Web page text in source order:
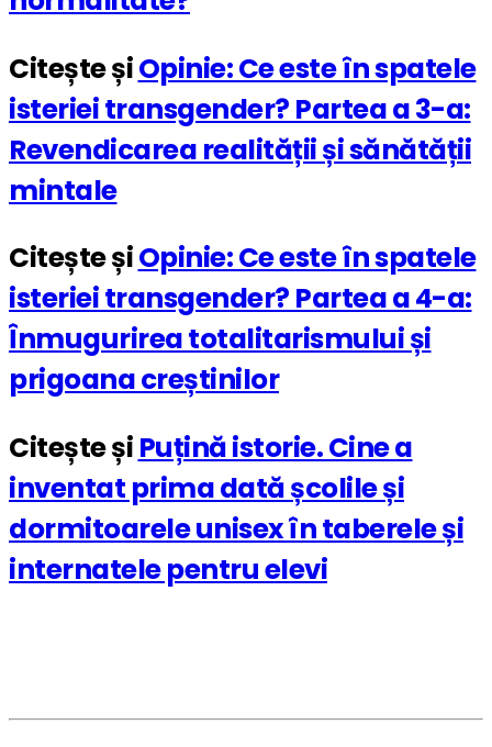
Citește șiOpinie: Ce este în spatele
isteriei transgender? Partea a 3-a:
Revendicarea realității și sănătății
mintale
Citește șiOpinie: Ce este în spatele
isteriei transgender? Partea a 4-a:
Înmugurirea totalitarismului și
prigoana creștinilor
Citește și Puțină istorie. Cine a
inventat prima dată școlile și
dormitoarele unisex în taberele și
internatele pentru elevi